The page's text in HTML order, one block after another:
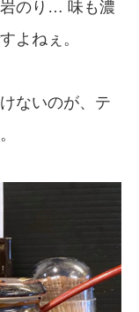
のり… 味も濃
よねぇ。
ないのが、テ